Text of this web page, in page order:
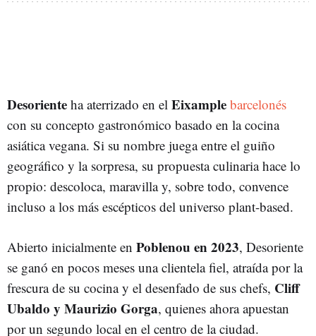
Desoriente ha aterrizado en el Eixample barcelonés
con su concepto gastronómico basado en la cocina
asiática vegana. Si su nombre juega entre el guiño
geográfico y la sorpresa, su propuesta culinaria hace lo
propio: descoloca, maravilla y, sobre todo, convence
incluso a los más escépticos del universo plant-based.
Abierto inicialmente en Poblenou en 2023, Desoriente
se ganó en pocos meses una clientela fiel, atraída por la
frescura de su cocina y el desenfado de sus chefs, Cliff
Ubaldo y Maurizio Gorga, quienes ahora apuestan
por un segundo local en el centro de la ciudad.